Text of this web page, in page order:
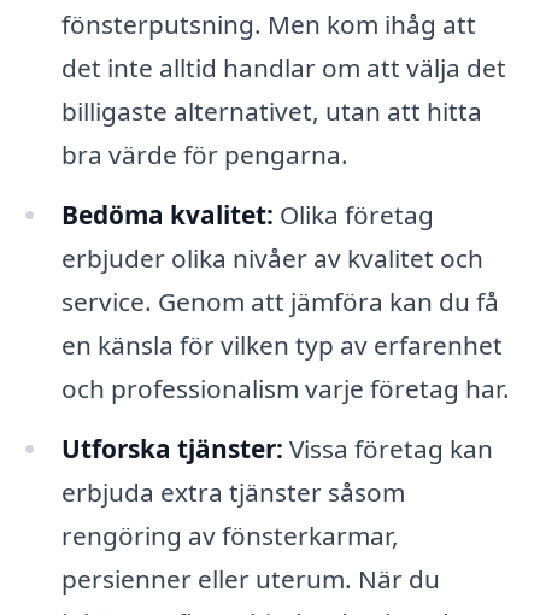
fönsterputsning. Men kom ihåg att
det inte alltid handlar om att välja det
billigaste alternativet, utan att hitta
bra värde för pengarna.
Bedöma kvalitet: Olika företag
erbjuder olika nivåer av kvalitet och
service. Genom att jämföra kan du få
en känsla för vilken typ av erfarenhet
och professionalism varje företag har.
Utforska tjänster: Vissa företag kan
erbjuda extra tjänster såsom
rengöring av fönsterkarmar,
persienner eller uterum. När du